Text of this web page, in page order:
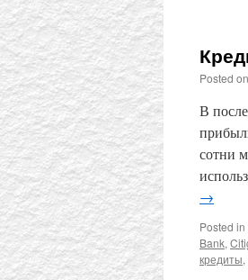
Posted on
В
сотни
→
Posted in
Bank,
кредиты,